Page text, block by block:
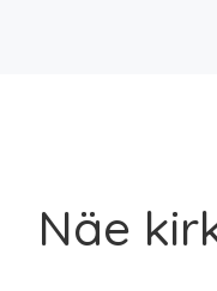
Näe